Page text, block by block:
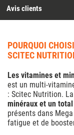
Avis clients
POURQUOI
SCITEC
Les vitamines et
est un multi-
: Scitec Nutrition.
minéraux et un
présents dans
fatigue et de